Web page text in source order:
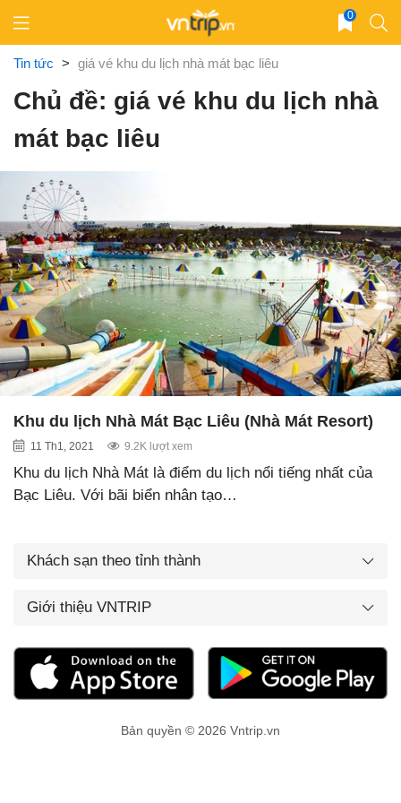
content
0
Tin tức > giá vé khu du lịch nhà mát bạc liêu
Chủ đề: giá vé khu du lịch nhà
mát bạc liêu
Khu du lịch Nhà Mát Bạc Liêu (Nhà Mát Resort)
11 Th1, 2021 9.2K lượt xem
Khu du lịch Nhà Mát là điểm du lịch nổi tiếng nhất của
Bạc Liêu. Với bãi biển nhân tạo…
Khách sạn theo tỉnh thành
Giới thiệu VNTRIP
Bản quyền © 2026 Vntrip.vn